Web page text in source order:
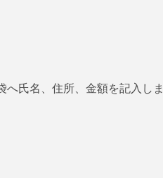
へ氏名、住所、金額を記入し